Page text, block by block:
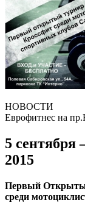
НОВОСТИ
Еврофитнес на
5 сентября
2015
Первый
среди